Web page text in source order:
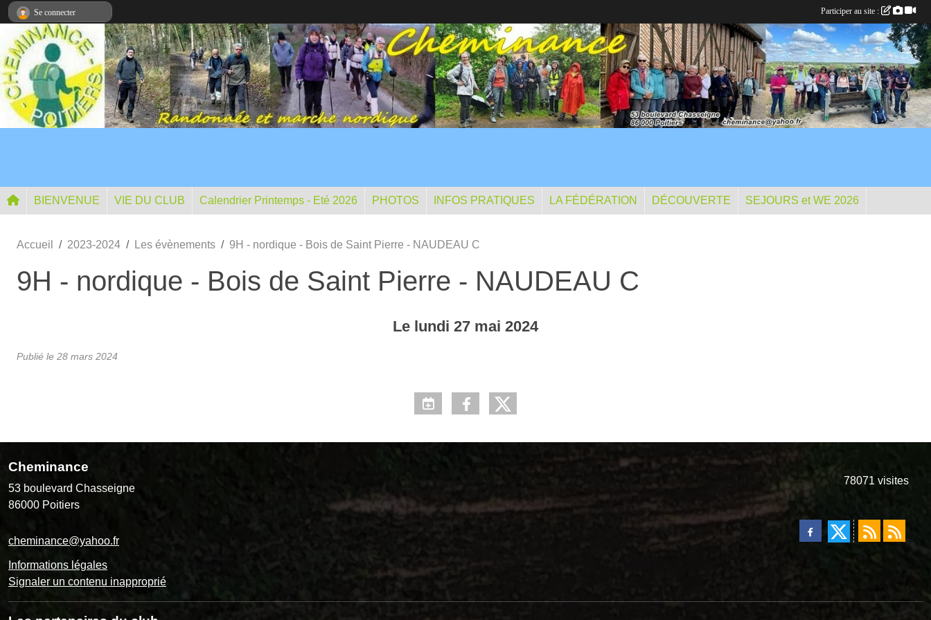
BIENVENUE VIE DU CLUB Calendrier Printemps - Eté 2026 PHOTOS INFOS PRATIQUES LA FÉDÉRATION DÉCOUVERTE SEJOURS et WE 2026
Accueil 2023-2024 Les évènements 9H - nordique - Bois de Saint Pierre - NAUDEAU C
9H - nordique - Bois de Saint Pierre - NAUDEAU C
Le lundi 27 mai 2024
Publié le 28 mars 2024
Cheminance
53 boulevard Chasseigne
86000 Poitiers
cheminance@yahoo.fr
Informations légales
Signaler un contenu inapproprié
78071 visites
Se connecter Participer au site :
Panneau de gestion des cookies